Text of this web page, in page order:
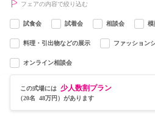
フェアの内容で絞り込む
試食会 試着会 相談会 模
料理・引出物などの展示 ファッション
オンライン相談会
この式場には 少人数割プラン
（20名 48万円）があります